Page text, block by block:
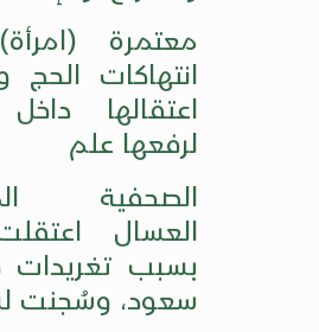
معتمرة (امرأة)
انتهاكات الحج
اعتقالها
لرفعها علم
الصحفية
العسال
بسبب تغريدات
سعود، وسُجنت